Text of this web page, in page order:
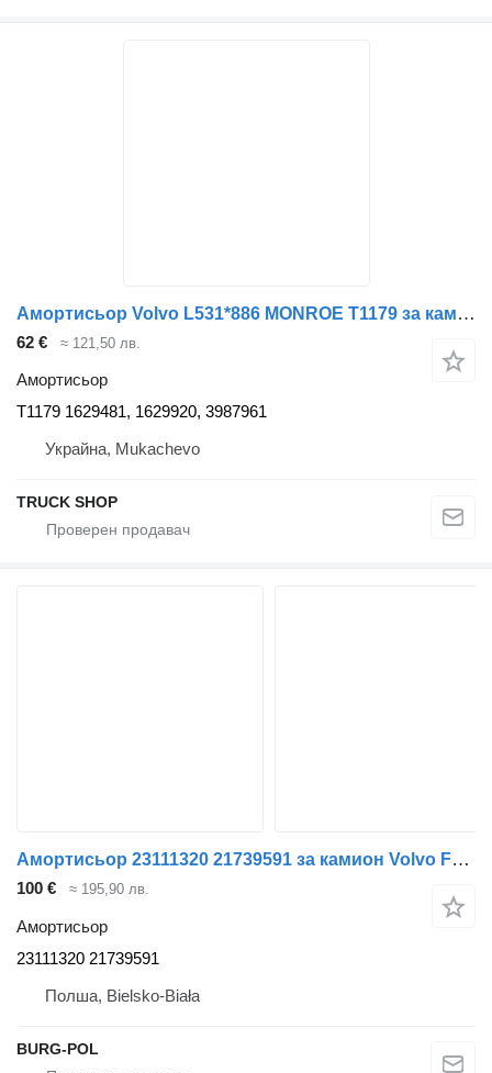
Амортисьор Volvo L531*886 MONROE T1179 за камион Volvo FH12 08.93-
62 € ≈ 121,50 лв.
Амортисьор
T1179 1629481, 1629920, 3987961
Украйна, Mukachevo
TRUCK SHOP
Амортисьор 23111320 21739591 за камион Volvo FH4 FH5
100 € ≈ 195,90 лв.
Амортисьор
23111320 21739591
Полша, Bielsko-Biała
BURG-POL